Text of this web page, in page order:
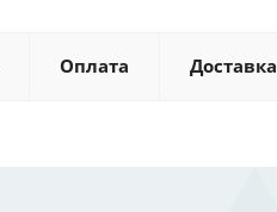
Оплата Доставка